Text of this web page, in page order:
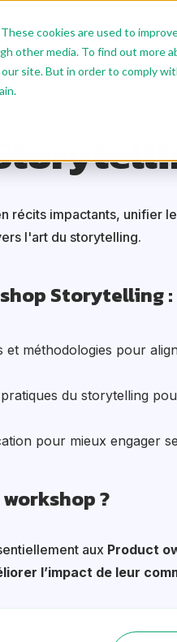
cookies are used to
other media. To find out more
site. But in order to comply
Formations IA
FR
récits impactants, unifier
l'art du storytelling.
Storytelling
et méthodologies pour
du storytelling
pour mieux engager
workshop ?
aux Product
l’impact de leur